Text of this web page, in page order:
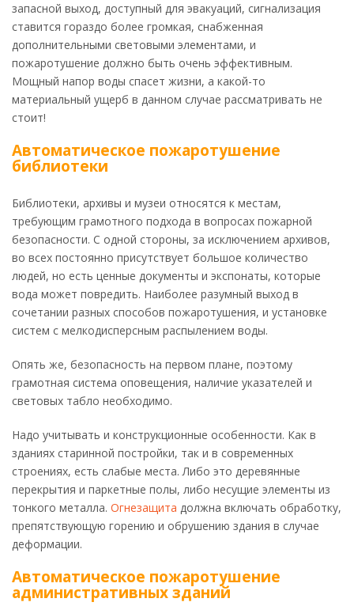
запасной выход, доступный для эвакуаций, сигнализация
ставится гораздо более громкая, снабженная
дополнительными световыми элементами, и
пожаротушение должно быть очень эффективным.
Мощный напор воды спасет жизни, а какой-то
материальный ущерб в данном случае рассматривать не
стоит!
Автоматическое пожаротушение
библиотеки
Библиотеки, архивы и музеи относятся к местам,
требующим грамотного подхода в вопросах пожарной
безопасности. С одной стороны, за исключением архивов,
во всех постоянно присутствует большое количество
людей, но есть ценные документы и экспонаты, которые
вода может повредить. Наиболее разумный выход в
сочетании разных способов пожаротушения, и установке
систем с мелкодисперсным распылением воды.
Опять же, безопасность на первом плане, поэтому
грамотная система оповещения, наличие указателей и
световых табло необходимо.
Надо учитывать и конструкционные особенности. Как в
зданиях старинной постройки, так и в современных
строениях, есть слабые места. Либо это деревянные
перекрытия и паркетные полы, либо несущие элементы из
тонкого металла. Огнезащита должна включать обработку,
препятствующую горению и обрушению здания в случае
деформации.
Автоматическое пожаротушение
административных зданий